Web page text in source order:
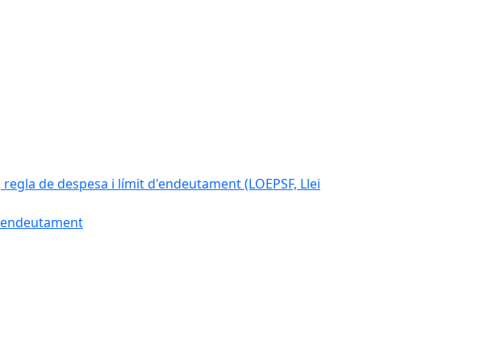
de despesa i límit d'endeutament (LOEPSF, Llei